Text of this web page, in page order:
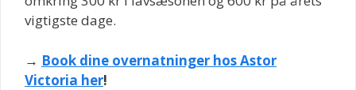
vigtigste dage.
→ Book dine overnatninger hos Astor
Victoria her!